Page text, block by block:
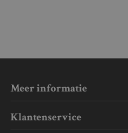
Meer informatie
Klantenservice